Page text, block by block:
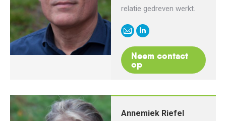
relatie gedreven werkt.
E-
mail
Linkedin
Neem contact
op
Annemiek Riefel